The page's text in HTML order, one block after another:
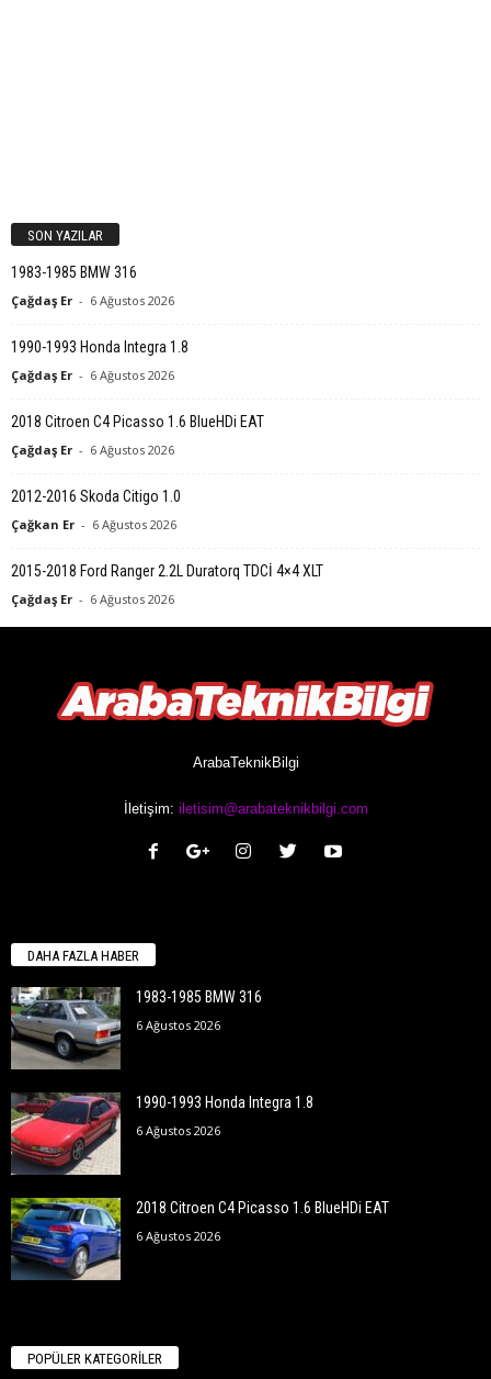
SON YAZILAR
1983-1985 BMW 316
Çağdaş Er - 6 Ağustos 2026
1990-1993 Honda Integra 1.8
Çağdaş Er - 6 Ağustos 2026
2018 Citroen C4 Picasso 1.6 BlueHDi EAT
Çağdaş Er - 6 Ağustos 2026
2012-2016 Skoda Citigo 1.0
Çağkan Er - 6 Ağustos 2026
2015-2018 Ford Ranger 2.2L Duratorq TDCİ 4×4 XLT
Çağdaş Er - 6 Ağustos 2026
ArabaTeknikBilgi
İletişim: iletisim@arabateknikbilgi.com
DAHA FAZLA HABER
1983-1985 BMW 316
6 Ağustos 2026
1990-1993 Honda Integra 1.8
6 Ağustos 2026
2018 Citroen C4 Picasso 1.6 BlueHDi EAT
6 Ağustos 2026
POPÜLER KATEGORİLER